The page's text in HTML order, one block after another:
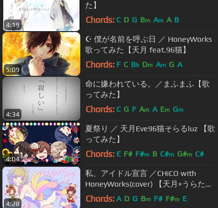
4:19
た】
Chords: C D G Bm Am A B
5:09
☪ 僕が名前を呼ぶ日 ／ HoneyWorks
歌ってみた【天月 feat.96猫】
Chords: F C Bb Dm Am G A
4:34
命に嫌われている。／まふまふ【歌
ってみた】
Chords: C G F Am A Em Gm
4:04
夏祭り ／ 天月Eve96猫そらるluz 【歌
ってみた】
Chords: E F# F#m B C#m G#m C#
4:28
私、アイドル宣言 ／CHiCO with
HoneyWorks(cover) 【天月×うらたぬ
き】
Chords: A D G Bm F# F#m E